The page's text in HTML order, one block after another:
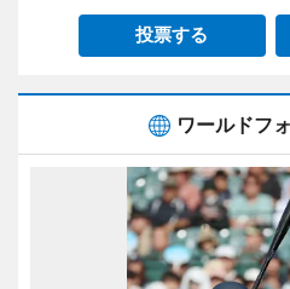
投票する
ワールドフ